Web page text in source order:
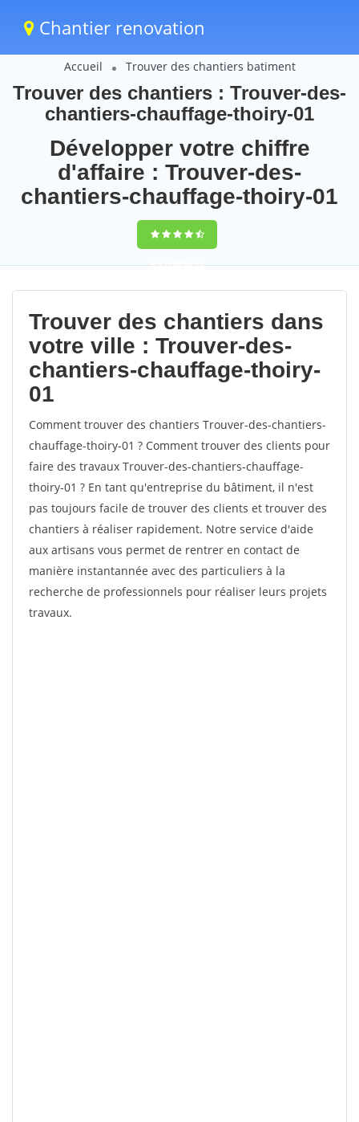
Chantier renovation
Accueil Trouver des chantiers batiment
Trouver des chantiers : Trouver-des-
chantiers-chauffage-thoiry-01
Développer votre chiffre
d'affaire : Trouver-des-
chantiers-chauffage-thoiry-01
9,5(100%)94
votes
Trouver des chantiers dans
votre ville : Trouver-des-
chantiers-chauffage-thoiry-
01
Comment trouver des chantiers Trouver-des-chantiers-
chauffage-thoiry-01 ? Comment trouver des clients pour
faire des travaux Trouver-des-chantiers-chauffage-
thoiry-01 ? En tant qu'entreprise du bâtiment, il n'est
pas toujours facile de trouver des clients et trouver des
chantiers à réaliser rapidement. Notre service d'aide
aux artisans vous permet de rentrer en contact de
manière instantannée avec des particuliers à la
recherche de professionnels pour réaliser leurs projets
travaux.